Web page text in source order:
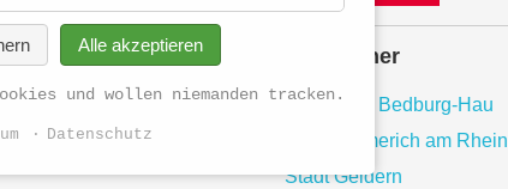
Die Partner
Gemeinde Bedburg-Hau
Stadt Emmerich am Rhein
Stadt Geldern
Alle akzeptieren
und wollen niemanden tracken.
Datenschutz